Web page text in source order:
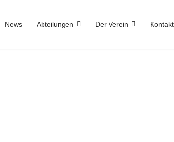
News Abteilungen Der Verein Kontakt